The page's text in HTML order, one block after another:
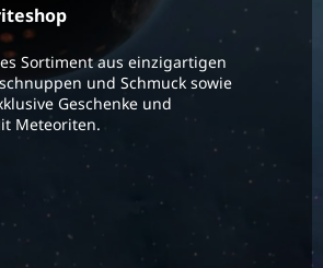
Sortiment aus einzigartigen
und Schmuck sowie
Geschenke und
Meteoriten.